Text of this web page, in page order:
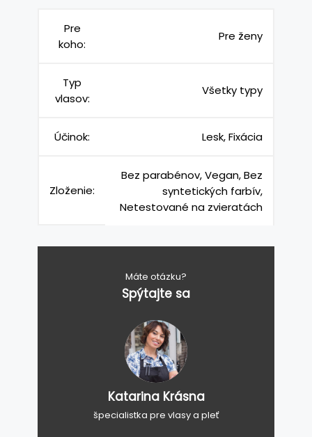
Pre
koho:
Pre ženy
Typ
vlasov:
Všetky typy
Účinok: Lesk, Fixácia
Zloženie:
Bez parabénov, Vegan, Bez
syntetických farbív,
Netestované na zvieratách
Máte otázku?
Spýtajte sa
Katarina Krásna
špecialistka pre vlasy a pleť